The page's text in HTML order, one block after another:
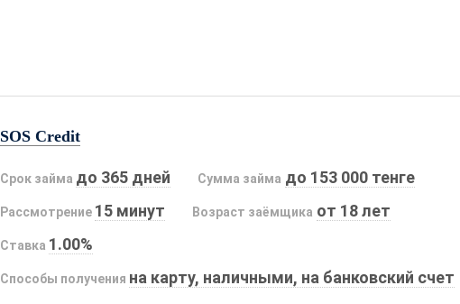
SOS Credit
Срок займа до 365 дней Сумма займа до 153 000 тенге
Рассмотрение 15 минут Возраст заёмщика от 18 лет
Ставка 1.00%
Способы получения на карту, наличными, на банковский счет